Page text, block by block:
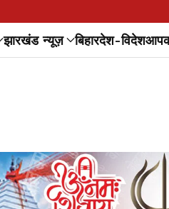
झारखंड न्यूज़ बिहारदेश-विदेश